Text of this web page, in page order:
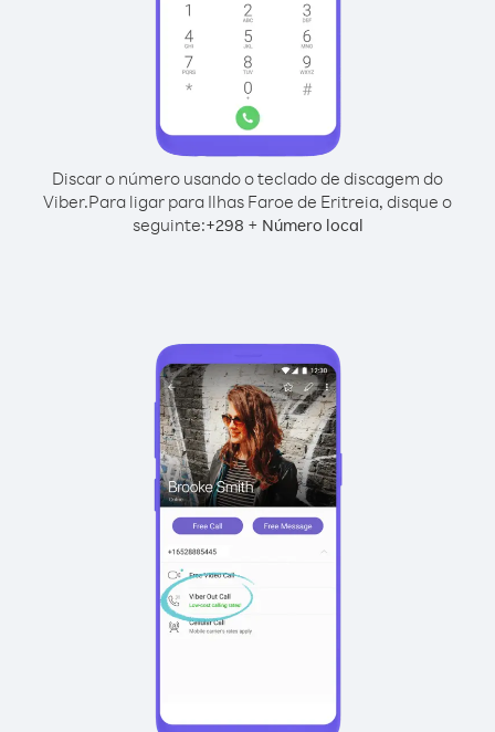
Discar o número usando o teclado de discagem do
Viber.Para ligar para Ilhas Faroe de Eritreia, disque o
seguinte:+298 + Número local